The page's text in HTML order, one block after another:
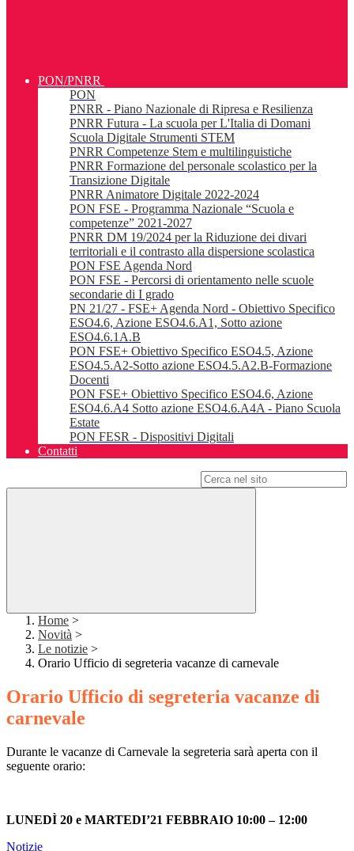
PON/PNRR
PON
PNRR - Piano Nazionale di Ripresa e Resilienza
PNRR Futura - La scuola per L'Italia di Domani
Scuola Digitale Strumenti STEM
PNRR Competenze Stem e multilinguistiche
PNRR Formazione del personale scolastico per la
Transizione Digitale
PNRR Animatore Digitale 2022-2024
PON FSE - Programma Nazionale “Scuola e
competenze” 2021-2027
PNRR DM 19/2024 per la Riduzione dei divari
territoriali e il contrasto alla dispersione scolastica
PON FSE Agenda Nord
PON FSE - Percorsi di orientamento nelle scuole
secondarie di I grado
PN 21/27 - FSE+ Agenda Nord - Obiettivo Specifico
ESO4.6, Azione ESO4.6.A1, Sotto azione
ESO4.6.1A.B
PON FSE+ Obiettivo Specifico ESO4.5, Azione
ESO4.5.A2-Sotto azione ESO4.5.A2.B-Formazione
Docenti
PON FSE+ Obiettivo Specifico ESO4.6, Azione
ESO4.6.A4 Sotto azione ESO4.6.A4A - Piano Scuola
Estate
PON FESR - Dispositivi Digitali
Contatti
Home >
Novità >
Le notizie >
Orario Ufficio di segreteria vacanze di carnevale
Orario Ufficio di segreteria vacanze di
carnevale
Durante le vacanze di Carnevale la segreteria sarà aperta con il
seguente orario:
LUNEDÌ 20 e MARTEDI’21 FEBBRAIO 10:00 – 12:00
Notizie